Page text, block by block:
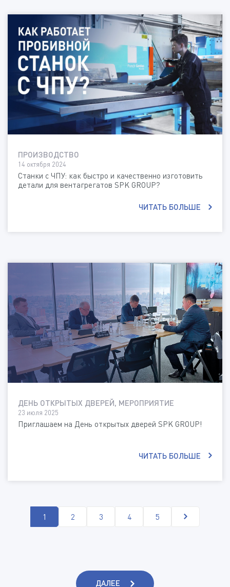
ПРОИЗВОДСТВО
14 октября 2024
Станки с ЧПУ: как быстро и качественно изготовить
детали для вентагрегатов SPK GROUP?
ЧИТАТЬ БОЛЬШЕ
ДЕНЬ ОТКРЫТЫХ ДВЕРЕЙ, МЕРОПРИЯТИЕ
23 июля 2025
Приглашаем на День открытых дверей SPK GROUP!
ЧИТАТЬ БОЛЬШЕ
1 2 3 4 5
ДАЛЕЕ